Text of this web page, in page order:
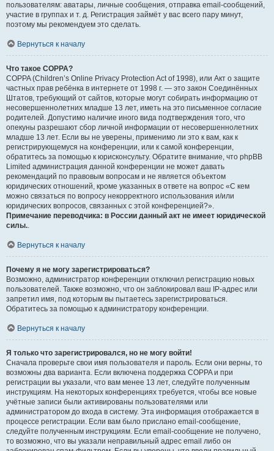
пользователям: аватары, личные сообщения, отправка email-сообщений,
участие в группах и т. д. Регистрация займёт у вас всего пару минут,
поэтому мы рекомендуем это сделать.
Вернуться к началу
Что такое COPPA?
COPPA (Children’s Online Privacy Protection Act of 1998), или Акт о защите
частных прав ребёнка в интернете от 1998 г. — это закон Соединённых
Штатов, требующий от сайтов, которые могут собирать информацию от
несовершеннолетних младше 13 лет, иметь на это письменное согласие
родителей. Допустимо наличие иного вида подтверждения того, что
опекуны разрешают сбор личной информации от несовершеннолетних
младше 13 лет. Если вы не уверены, применимо ли это к вам, как к
регистрирующемуся на конференции, или к самой конференции,
обратитесь за помощью к юрисконсульту. Обратите внимание, что phpBB
Limited администрация данной конференции не может давать
рекомендаций по правовым вопросам и не является объектом
юридических отношений, кроме указанных в ответе на вопрос «С кем
можно связаться по вопросу некорректного использования и/или
юридических вопросов, связанных с этой конференцией?».
Примечание переводчика: в России данный акт не имеет юридической
силы..
Вернуться к началу
Почему я не могу зарегистрироваться?
Возможно, администратор конференции отключил регистрацию новых
пользователей. Также возможно, что он заблокировал ваш IP-адрес или
запретил имя, под которым вы пытаетесь зарегистрироваться.
Обратитесь за помощью к администратору конференции.
Вернуться к началу
Я только что зарегистрировался, но не могу войти!
Сначала проверьте свои имя пользователя и пароль. Если они верны, то
возможны два варианта. Если включена поддержка COPPA и при
регистрации вы указали, что вам менее 13 лет, следуйте полученным
инструкциям. На некоторых конференциях требуется, чтобы все новые
учётные записи были активированы пользователями или
администратором до входа в систему. Эта информация отображается в
процессе регистрации. Если вам было прислано email-сообщение,
следуйте полученным инструкциям. Если email-сообщение не получено,
то возможно, что вы указали неправильный адрес email либо он